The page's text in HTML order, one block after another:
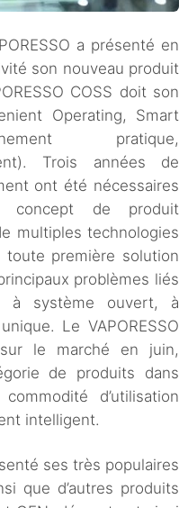
a présenté en
son nouveau produit
COSS doit son
Operating, Smart
pratique,
Trois années de
ont été nécessaires
concept de produit
multiples technologies
première solution
problèmes liés
à système ouvert, à
Le VAPORESSO
le marché en juin,
de produits dans
d’utilisation
intelligent.
ses très populaires
que d’autres produits